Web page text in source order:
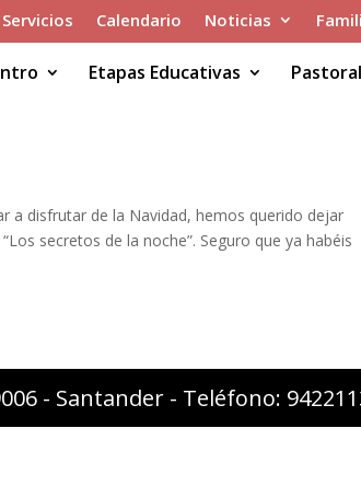
Servicios Calendario Noticias
Etapas Educativas
a disfrutar de la Navidad, hemos querido dejar
secretos de la noche”. Seguro que ya habéis
- Santander - Teléfono: